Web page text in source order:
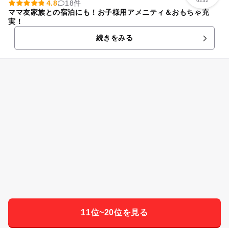
4.8
18件
ママ友家族との宿泊にも！お子様用アメニティ＆おもちゃ充
実！
続きをみる
11位~20位を見る